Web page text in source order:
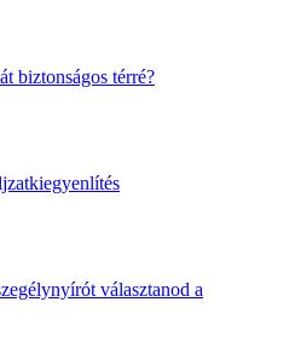
biztonságos térré?
választanod a